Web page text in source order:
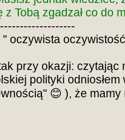
z Tobą zgadzał co do
" oczywista
przy okazji: czytając
polityki
😊 ), że